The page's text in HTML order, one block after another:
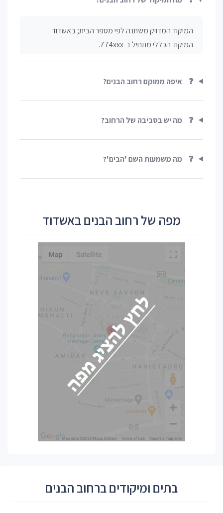
המיקוד המדויק משתנה לפי מספר הבית; באשדוד
המיקוד הכללי מתחיל ב-774xxx.
❓ איפה ממוקם רחוב הבנים?
❓ מה יש בסביבה של הרחוב?
❓ מה משמעות השם 'הבים'?
מפה של רחוב הבנים באשדוד
בתים ומיקודים ברחוב הבנים